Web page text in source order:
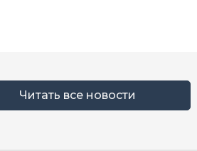
Читать все новости